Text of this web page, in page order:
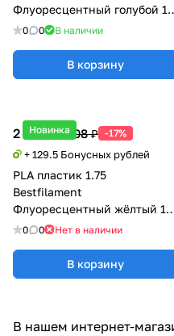
Флуоресцентный голубой
кг0 0 В наличии
В корзину
Новинка
2 590 ₽3 108 ₽ -17%
+ 129.5 Бонусных рублей
PLA пластик 1.75
Bestfilament
Флуоресцентный жёлтый
кг0 0 Нет в наличии
В корзину
В нашем интернет-